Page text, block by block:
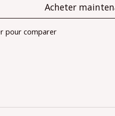
Acheter
pour comparer